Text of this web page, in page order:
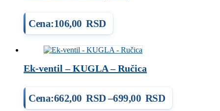
Cena:106,00 RSD
Ek-ventil – KUGLA – Ručica
Cena:662,00 RSD–699,00 RSD
Raspon